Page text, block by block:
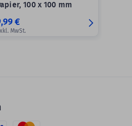
100 x 100 mm
€
MwSt.